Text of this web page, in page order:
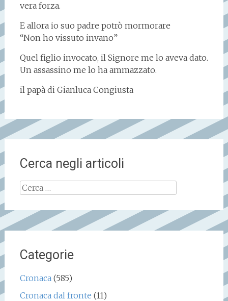
vera forza.
E allora io suo padre potrò mormorare
“Non ho vissuto invano”
Quel figlio invocato, il Signore me lo aveva dato.
Un assassino me lo ha ammazzato.
il papà di Gianluca Congiusta
Cerca negli articoli
Ricerca
Categorie
Cronaca(585)
Cronaca dal fronte (11)